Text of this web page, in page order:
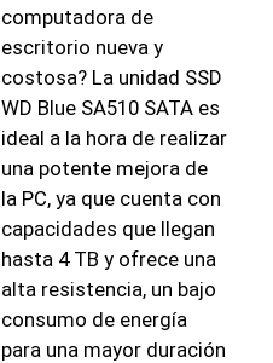
computadora de
escritorio nueva y
costosa? La unidad SSD
WD Blue SA510 SATA es
ideal a la hora de realizar
una potente mejora de
la PC, ya que cuenta con
capacidades que llegan
hasta 4 TB y ofrece una
alta resistencia, un bajo
consumo de energía
para una mayor duración